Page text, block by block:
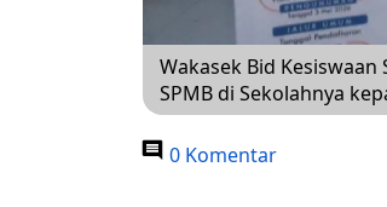
Wakasek Bid
SPMB di Sekolahnya
0 Komentar